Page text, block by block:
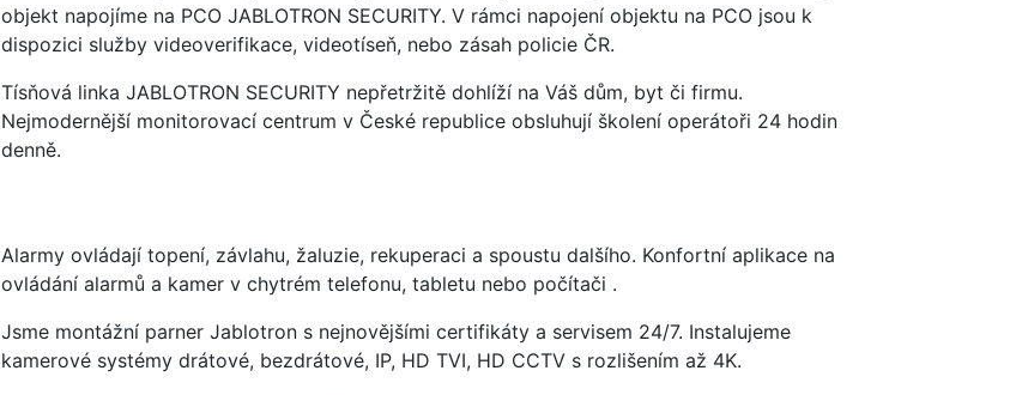
objekt napojíme na PCO JABLOTRON SECURITY. V rámci napojení objektu na PCO jsou k
dispozici služby videoverifikace, videotíseň, nebo zásah policie ČR.
Tísňová linka JABLOTRON SECURITY nepřetržitě dohlíží na Váš dům, byt či firmu.
Nejmodernější monitorovací centrum v České republice obsluhují školení operátoři 24 hodin
denně.
Alarmy ovládají topení, závlahu, žaluzie, rekuperaci a spoustu dalšího. Konfortní aplikace na
ovládání alarmů a kamer v chytrém telefonu, tabletu nebo počítači .
Jsme montážní parner Jablotron s nejnovějšími certifikáty a servisem 24/7. Instalujeme
kamerové systémy drátové, bezdrátové, IP, HD TVI, HD CCTV s rozlišením až 4K.